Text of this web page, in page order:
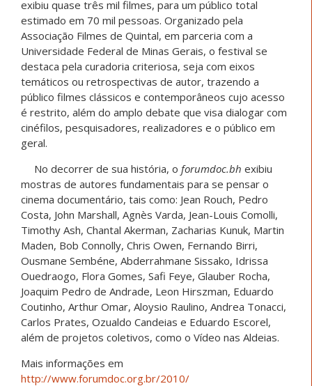
exibiu quase três mil filmes, para um público total
estimado em 70 mil pessoas. Organizado pela
Associação Filmes de Quintal, em parceria com a
Universidade Federal de Minas Gerais, o festival se
destaca pela curadoria criteriosa, seja com eixos
temáticos ou retrospectivas de autor, trazendo a
público filmes clássicos e contemporâneos cujo acesso
é restrito, além do amplo debate que visa dialogar com
cinéfilos, pesquisadores, realizadores e o público em
geral.
No decorrer de sua história, o forumdoc.bh exibiu
mostras de autores fundamentais para se pensar o
cinema documentário, tais como: Jean Rouch, Pedro
Costa, John Marshall, Agnès Varda, Jean-Louis Comolli,
Timothy Ash, Chantal Akerman, Zacharias Kunuk, Martin
Maden, Bob Connolly, Chris Owen, Fernando Birri,
Ousmane Sembéne, Abderrahmane Sissako, Idrissa
Ouedraogo, Flora Gomes, Safi Feye, Glauber Rocha,
Joaquim Pedro de Andrade, Leon Hirszman, Eduardo
Coutinho, Arthur Omar, Aloysio Raulino, Andrea Tonacci,
Carlos Prates, Ozualdo Candeias e Eduardo Escorel,
além de projetos coletivos, como o Vídeo nas Aldeias.
Mais informações em
http://www.forumdoc.org.br/2010/